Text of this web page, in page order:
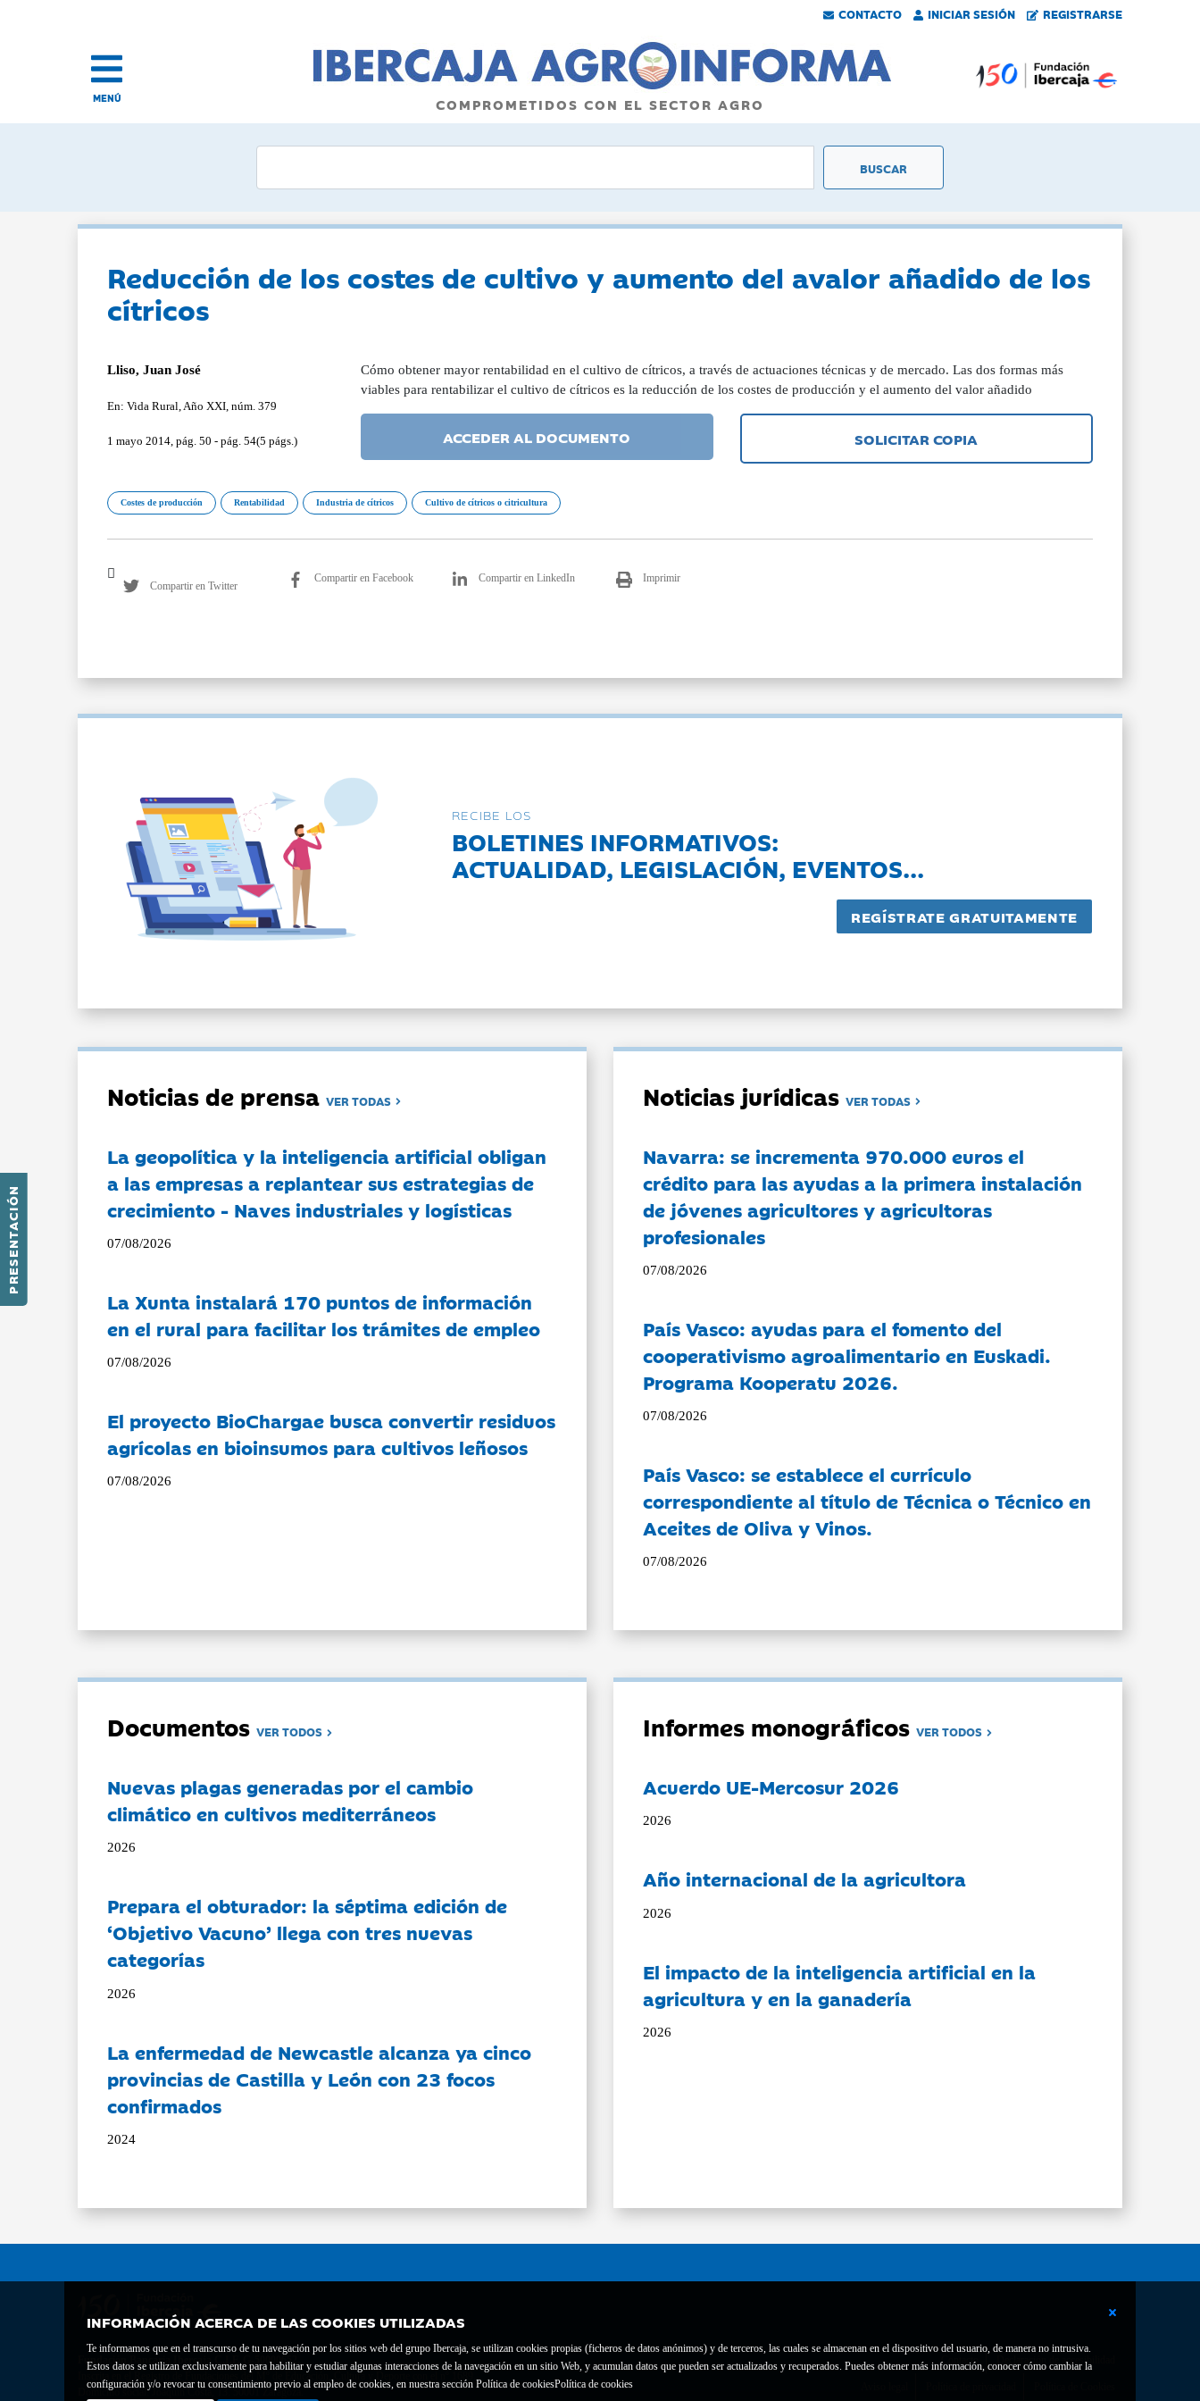
CONTACTO INICIAR SESIÓN REGISTRARSE
PRESENTACIÓN
MENÚ COMPROMETIDOS CON EL SECTOR AGRO
INFORMACIÓN ACERCA DE LAS COOKIES UTILIZADAS
Te informamos que en el transcurso de tu navegación por los sitios web del grupo Ibercaja, se utilizan cookies propias (ficheros de datos anónimos) y de terceros, las cuales se almacenan en el dispositivo del usuario, de manera no intrusiva.
Estos datos se utilizan exclusivamente para habilitar y estudiar algunas interacciones de la navegación en un sitio Web, y acumulan datos que pueden ser actualizados y recuperados. Puedes obtener más información, conocer cómo cambiar la
configuración y/o revocar tu consentimiento previo al empleo de cookies, en nuestra sección Política de cookiesPolítica de cookies
Reducción de los costes de cultivo y aumento del avalor añadido de los
cítricos
Lliso, Juan José
En: Vida Rural, Año XXI, núm. 379
1 mayo 2014, pág. 50 - pág. 54(5 págs.)
Cómo obtener mayor rentabilidad en el cultivo de cítricos, a través de actuaciones técnicas y de mercado. Las dos formas más
viables para rentabilizar el cultivo de cítricos es la reducción de los costes de producción y el aumento del valor añadido
ACCEDER AL DOCUMENTO SOLICITAR COPIA
Costes de producción Rentabilidad Industria de cítricos Cultivo de cítricos o citricultura
Compartir en Twitter
Compartir en Facebook Compartir en LinkedIn Imprimir
RECIBE LOS
BOLETINES INFORMATIVOS:
ACTUALIDAD, LEGISLACIÓN, EVENTOS...
Noticias de prensaVER TODAS
La geopolítica y la inteligencia artificial obligan
a las empresas a replantear sus estrategias de
crecimiento - Naves industriales y logísticas
07/08/2026
La Xunta instalará 170 puntos de información
en el rural para facilitar los trámites de empleo
07/08/2026
El proyecto BioChargae busca convertir residuos
agrícolas en bioinsumos para cultivos leñosos
07/08/2026
Noticias jurídicasVER TODAS
Navarra: se incrementa 970.000 euros el
crédito para las ayudas a la primera instalación
de jóvenes agricultores y agricultoras
profesionales
07/08/2026
País Vasco: ayudas para el fomento del
cooperativismo agroalimentario en Euskadi.
Programa Kooperatu 2026.
07/08/2026
País Vasco: se establece el currículo
correspondiente al título de Técnica o Técnico en
Aceites de Oliva y Vinos.
07/08/2026
DocumentosVER TODOS
Nuevas plagas generadas por el cambio
climático en cultivos mediterráneos
2026
Prepara el obturador: la séptima edición de
‘Objetivo Vacuno’ llega con tres nuevas
categorías
2026
La enfermedad de Newcastle alcanza ya cinco
provincias de Castilla y León con 23 focos
confirmados
2024
Informes monográficosVER TODOS
Acuerdo UE-Mercosur 2026
2026
Año internacional de la agricultora
2026
El impacto de la inteligencia artificial en la
agricultura y en la ganadería
2026
Fundación Bancaria Ibercaja C.I.F. G-50000652.
Inscrita en el Registro de Fundaciones del Mº de Educación, Cultura y Deporte con el nº 1689.
Domicilio social: Joaquín Costa, 13. 50001 Zaragoza.
Contacto Declaración de accesibilidad